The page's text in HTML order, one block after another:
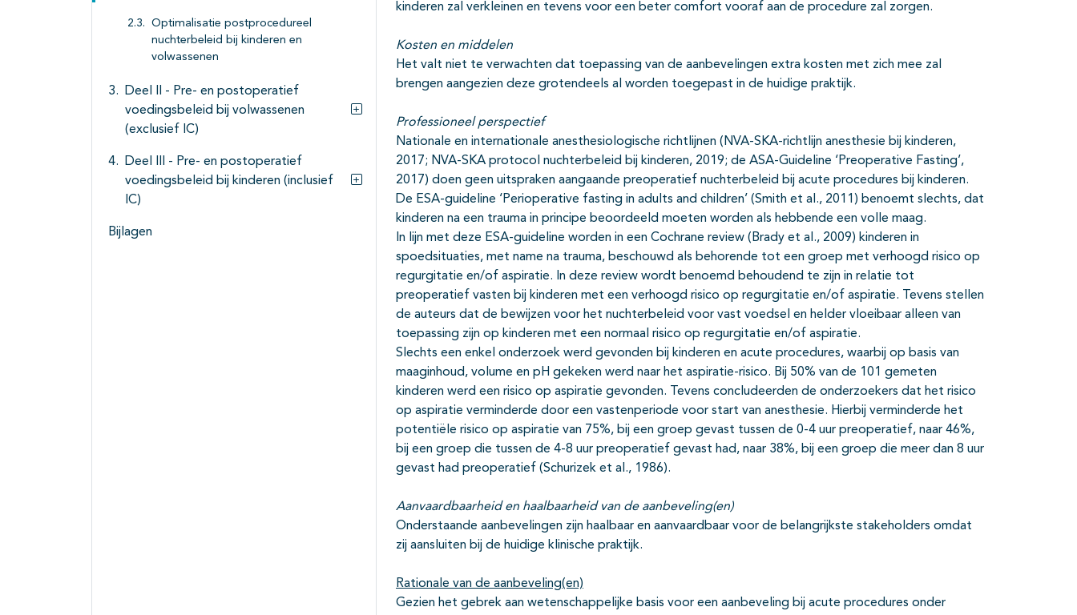
Optimalisatie postprocedureel
nuchterbeleid bij kinderen en
volwassenen
Deel II - Pre- en postoperatief
voedingsbeleid bij volwassenen
(exclusief IC)
Subpagina's open- en dichtklappen
Deel III - Pre- en postoperatief
voedingsbeleid bij kinderen (inclusief
IC)
Subpagina's open- en dichtklappen
Bijlagen
kinderen zal verkleinen en tevens voor een beter comfort vooraf aan de procedure zal zorgen.
Kosten en middelen
Het valt niet te verwachten dat toepassing van de aanbevelingen extra kosten met zich mee zal
brengen aangezien deze grotendeels al worden toegepast in de huidige praktijk.
Professioneel perspectief
Nationale en internationale anesthesiologische richtlijnen (NVA-SKA-richtlijn anesthesie bij kinderen,
2017; NVA-SKA protocol nuchterbeleid bij kinderen, 2019; de ASA-Guideline ‘Preoperative Fasting’,
2017) doen geen uitspraken aangaande preoperatief nuchterbeleid bij acute procedures bij kinderen.
De ESA-guideline ‘Perioperative fasting in adults and children’ (Smith et al., 2011) benoemt slechts, dat
kinderen na een trauma in principe beoordeeld moeten worden als hebbende een volle maag.
In lijn met deze ESA-guideline worden in een Cochrane review (Brady et al., 2009) kinderen in
spoedsituaties, met name na trauma, beschouwd als behorende tot een groep met verhoogd risico op
regurgitatie en/of aspiratie. In deze review wordt benoemd behoudend te zijn in relatie tot
preoperatief vasten bij kinderen met een verhoogd risico op regurgitatie en/of aspiratie. Tevens stellen
de auteurs dat de bewijzen voor het nuchterbeleid voor vast voedsel en helder vloeibaar alleen van
toepassing zijn op kinderen met een normaal risico op regurgitatie en/of aspiratie.
Slechts een enkel onderzoek werd gevonden bij kinderen en acute procedures, waarbij op basis van
maaginhoud, volume en pH gekeken werd naar het aspiratie-risico. Bij 50% van de 101 gemeten
kinderen werd een risico op aspiratie gevonden. Tevens concludeerden de onderzoekers dat het risico
op aspiratie verminderde door een vastenperiode voor start van anesthesie. Hierbij verminderde het
potentiële risico op aspiratie van 75%, bij een groep gevast tussen de 0-4 uur preoperatief, naar 46%,
bij een groep die tussen de 4-8 uur preoperatief gevast had, naar 38%, bij een groep die meer dan 8 uur
gevast had preoperatief (Schurizek et al., 1986).
Aanvaardbaarheid en haalbaarheid van de aanbeveling(en)
Onderstaande aanbevelingen zijn haalbaar en aanvaardbaar voor de belangrijkste stakeholders omdat
zij aansluiten bij de huidige klinische praktijk.
Rationale van de aanbeveling(en)
Gezien het gebrek aan wetenschappelijke basis voor een aanbeveling bij acute procedures onder